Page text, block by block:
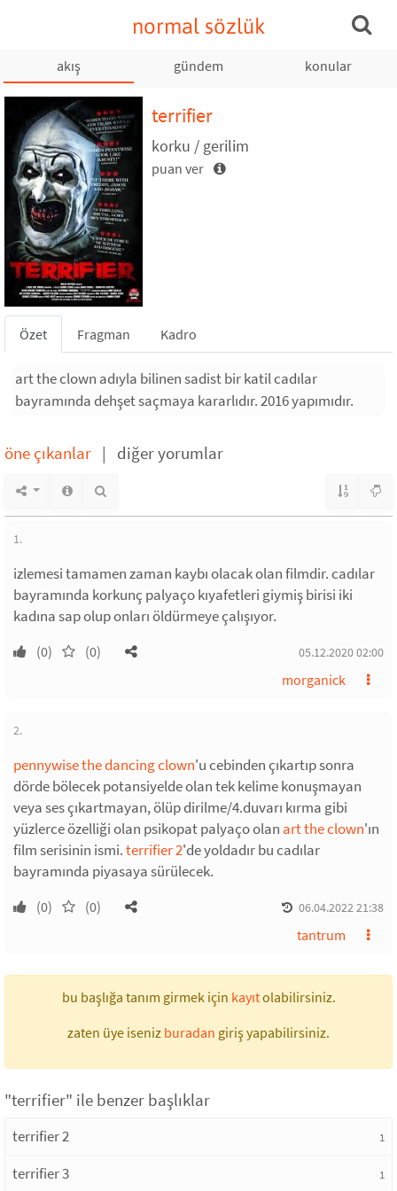
normal sözlük
akış gündem konular
terrifier
korku / gerilim
puan ver
Özet Fragman Kadro
art the clown adıyla bilinen sadist bir katil cadılar
bayramında dehşet saçmaya kararlıdır. 2016 yapımıdır.
öne çıkanlar | diğer yorumlar
1.
izlemesi tamamen zaman kaybı olacak olan filmdir. cadılar
bayramında korkunç palyaço kıyafetleri giymiş birisi iki
kadına sap olup onları öldürmeye çalışıyor.
(0) (0) 05.12.2020 02:00
morganick
2.
pennywise the dancing clown'u cebinden çıkartıp sonra
dörde bölecek potansiyelde olan tek kelime konuşmayan
veya ses çıkartmayan, ölüp dirilme/4.duvarı kırma gibi
yüzlerce özelliği olan psikopat palyaço olan art the clown'ın
film serisinin ismi.terrifier 2'de yoldadır bu cadılar
bayramında piyasaya sürülecek.
(0) (0) 06.04.2022 21:38
tantrum
bu başlığa tanım girmek için kayıtolabilirsiniz.
zaten üye iseniz buradan giriş yapabilirsiniz.
"terrifier" ile benzer başlıklar
terrifier 2 1
terrifier 3 1